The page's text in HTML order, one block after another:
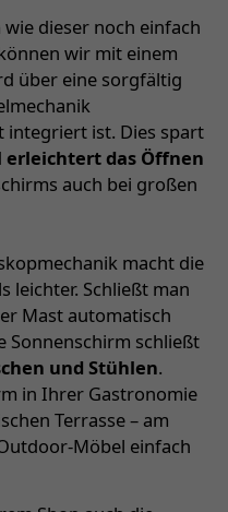
dieser noch einfach
wir mit einem
über eine sorgfältig
integriert ist. Dies spart
erleichtert das Öffnen
auch bei großen
macht die
leichter. Schließt man
Mast automatisch
Sonnenschirm schließt
und Stühlen.
in Ihrer Gastronomie
Terrasse – am
Möbel einfach